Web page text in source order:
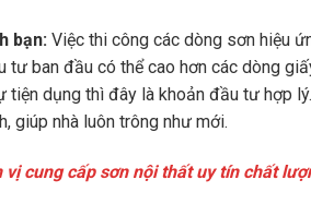
bạn: Việc thi công các dòng sơn hiệu
tư ban đầu có thể cao hơn các dòng
dụng thì đây là khoản đầu tư hợp
giúp nhà luôn trông như mới.
vị cung cấp sơn nội thất uy tín chất